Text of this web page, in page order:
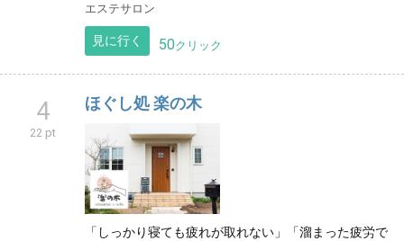
エステサロン
見に行く 50クリック
4
22 pt
ほぐし処 楽の木
「しっかり寝ても疲れが取れない」「溜まった疲労で